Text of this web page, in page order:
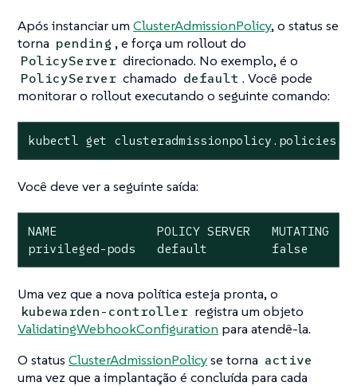
Após instanciar um ClusterAdmissionPolicy, o status se
torna pending , e força um rollout do
PolicyServer direcionado. No exemplo, é o
PolicyServer chamado default . Você pode
monitorar o rollout executando o seguinte comando:
kubectl get
Você deve ver a seguinte saída:
NAME              POLICY SERVER   MUTATING
privileged-pods   default         false
Uma vez que a nova política esteja pronta, o
kubewarden-controller registra um objeto
ValidatingWebhookConfiguration para atendê-la.
O status ClusterAdmissionPolicyse torna active
uma vez que a implantação é concluída para cada